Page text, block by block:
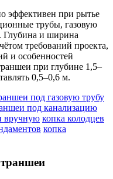
эффективен при рытье
трубы, газовую
Глубина и ширина
требований проекта,
и особенностей
при глубине 1,5–
0,5–0,6 м.
под газовую трубу
под канализацию
вручную копка колодцев
копка
траншеи